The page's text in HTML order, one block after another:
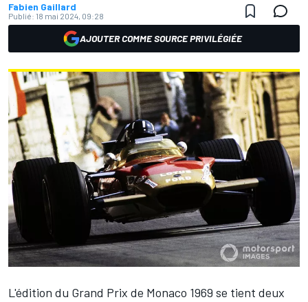
Fabien Gaillard
Publié: 18 mai 2024, 09:28
AJOUTER COMME SOURCE PRIVILÉGIÉE
L'édition du Grand Prix de Monaco 1969 se tient deux